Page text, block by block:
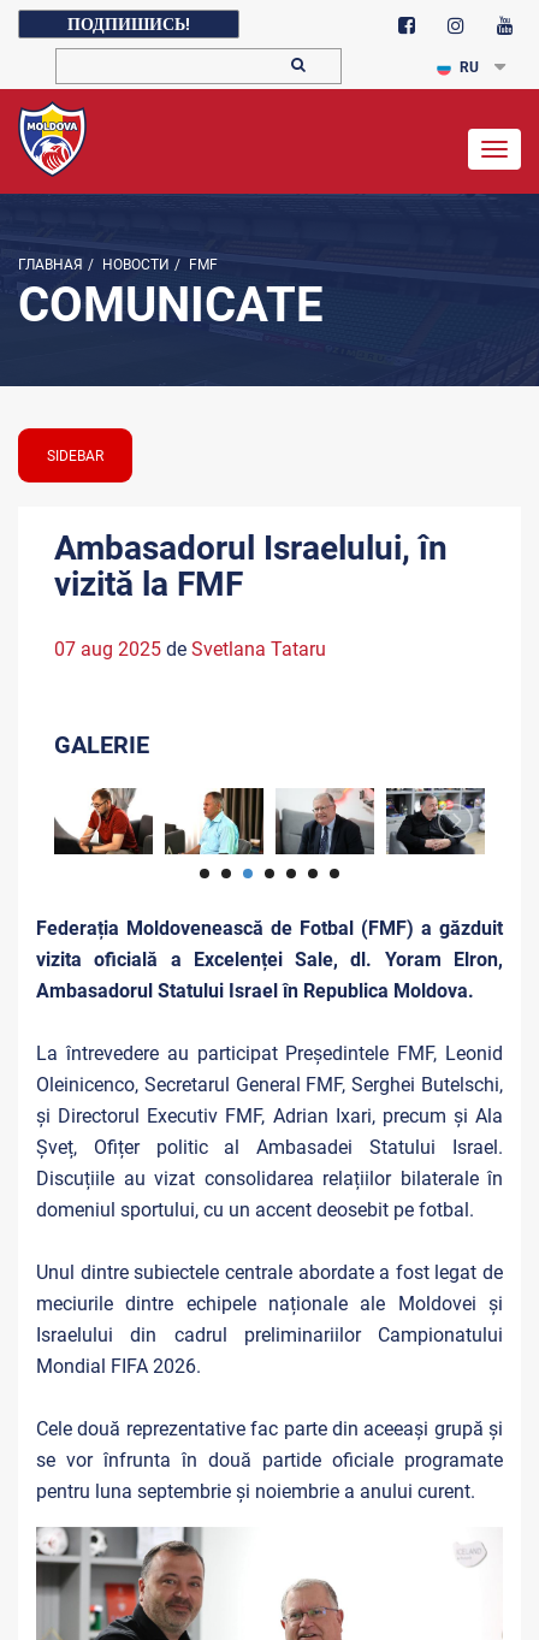
ПОДПИШИСЬ!
RU
ГЛАВНАЯ / НОВОСТИ / FMF
COMUNICATE
SIDEBAR
Ambasadorul Israelului, în
vizită la FMF
07 aug 2025 de Svetlana Tataru
GALERIE
Federația Moldovenească de Fotbal (FMF) a găzduit
vizita oficială a Excelenței Sale, dl. Yoram Elron,
Ambasadorul Statului Israel în Republica Moldova.
La întrevedere au participat Președintele FMF, Leonid
Oleinicenco, Secretarul General FMF, Serghei Butelschi,
și Directorul Executiv FMF, Adrian Ixari, precum și Ala
Șveț, Ofițer politic al Ambasadei Statului Israel.
Discuțiile au vizat consolidarea relațiilor bilaterale în
domeniul sportului, cu un accent deosebit pe fotbal.
Unul dintre subiectele centrale abordate a fost legat de
meciurile dintre echipele naționale ale Moldovei și
Israelului din cadrul preliminariilor Campionatului
Mondial FIFA 2026.
Cele două reprezentative fac parte din aceeași grupă și
se vor înfrunta în două partide oficiale programate
pentru luna septembrie și noiembrie a anului curent.